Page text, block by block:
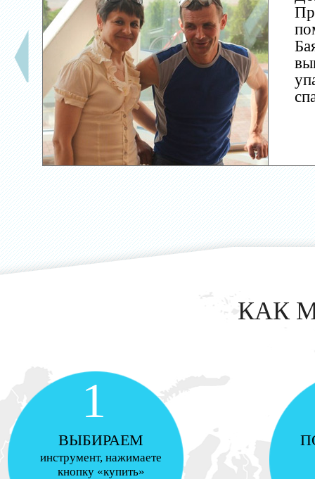
КАК
1
ВЫБИРАЕМ
инструмент, нажимаете
кнопку «купить»